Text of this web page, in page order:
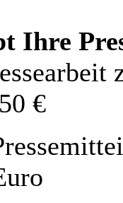
Ihre
€